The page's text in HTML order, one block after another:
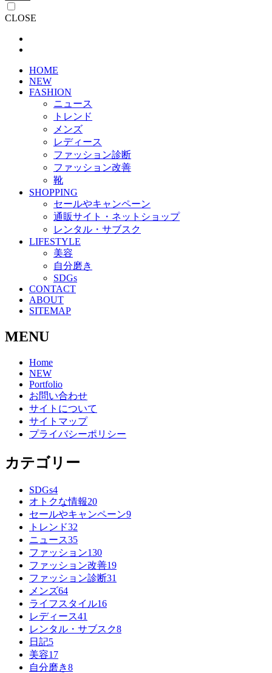
CLOSE
HOME
NEW
FASHION
ニュース
トレンド
メンズ
レディース
ファッション診断
ファッション改善
靴
SHOPPING
セールやキャンペーン
通販サイト・ネットショップ
レンタル・サブスク
LIFESTYLE
美容
自分磨き
SDGs
CONTACT
ABOUT
SITEMAP
MENU
Home
NEW
Portfolio
お問い合わせ
サイトについて
サイトマップ
プライバシーポリシー
カテゴリー
SDGs4
オトクな情報20
セールやキャンペーン9
トレンド32
ニュース35
ファッション130
ファッション改善19
ファッション診断31
メンズ64
ライフスタイル16
レディース41
レンタル・サブスク8
日記5
美容17
自分磨き8